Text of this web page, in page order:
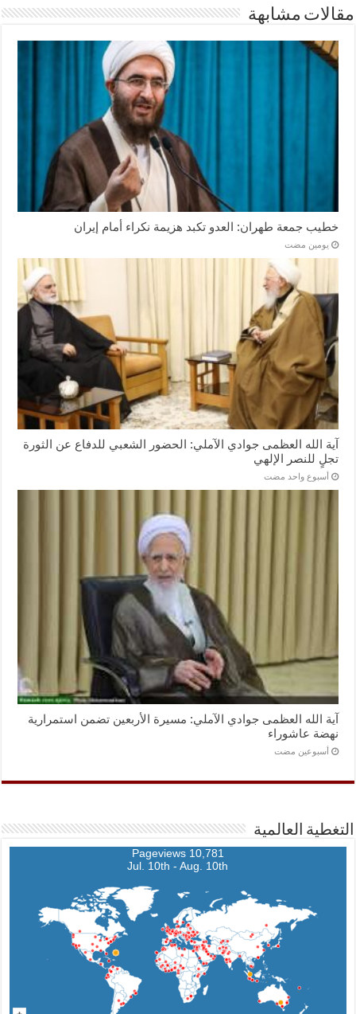
مقالات مشابهة
خطيب جمعة طهران: العدو تكبد هزيمة نكراء أمام إيران
‏يومين مضت
آية الله العظمى جوادي الآملي: الحضور الشعبي للدفاع عن الثورة
تجلٍ للنصر الإلهي
‏أسبوع واحد مضت
آية الله العظمى جوادي الآملي: مسيرة الأربعين تضمن استمرارية
نهضة عاشوراء
‏أسبوعين مضت
التغطية العالمية
10,781 Pageviews
Jul. 10th - Aug. 10th